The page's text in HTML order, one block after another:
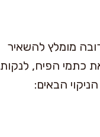
מומלץ להשאיר
כתמי הפיח, לנקות
הבאים: